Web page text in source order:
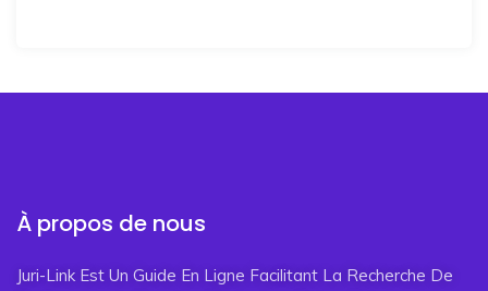
À propos de nous
Juri-Link Est Un Guide En Ligne Facilitant La Recherche De